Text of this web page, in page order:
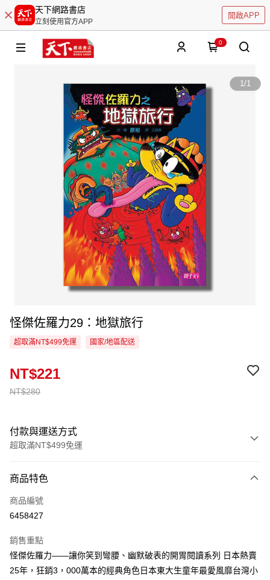
天下網路書店
立刻使用官方APP
開啟APP
0
1/1
怪傑佐羅力29：地獄旅行
超取滿NT$499免運 國家/地區配送
NT$280
NT$221
付款與運送方式
超取滿NT$499免運
信用卡一次付款
超商取貨付款
Apple Pay
街口支付
商品特色
商品編號
6458427
銷售重點
怪傑佐羅力——讓你笑到彎腰、幽默破表的開胃閱讀系列 日本熱賣
25年，狂銷3，000萬本的經典角色日本東大生童年最愛風靡台灣小